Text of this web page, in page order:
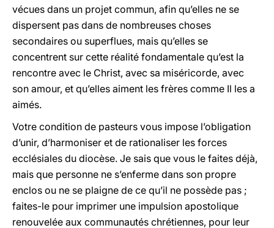
vécues dans un projet commun, afin qu’elles ne se
dispersent pas dans de nombreuses choses
secondaires ou superflues, mais qu’elles se
concentrent sur cette réalité fondamentale qu’est la
rencontre avec le Christ, avec sa miséricorde, avec
son amour, et qu’elles aiment les frères comme Il les a
aimés.
Votre condition de pasteurs vous impose l’obligation
d’unir, d’harmoniser et de rationaliser les forces
ecclésiales du diocèse. Je sais que vous le faites déjà,
mais que personne ne s’enferme dans son propre
enclos ou ne se plaigne de ce qu’il ne possède pas ;
faites-le pour imprimer une impulsion apostolique
renouvelée aux communautés chrétiennes, pour leur